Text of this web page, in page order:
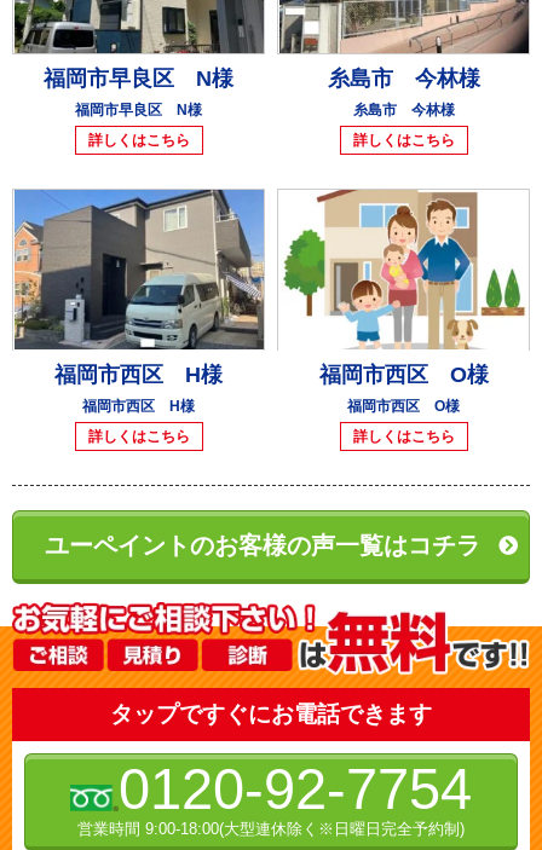
福岡市早良区 N様
福岡市早良区 N様
詳しくはこちら
糸島市 今林様
糸島市 今林様
詳しくはこちら
福岡市西区 H様
福岡市西区 H様
詳しくはこちら
福岡市西区 O様
福岡市西区 O様
詳しくはこちら
ユーペイントのお客様の声一覧はコチラ
タップですぐにお電話できます
0120-92-7754
営業時間 9:00-18:00(大型連休除く※日曜日完全予約制)